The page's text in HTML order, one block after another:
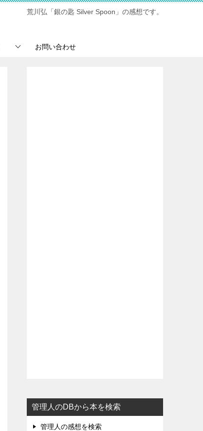
荒川弘「銀の匙 Silver Spoon」の感想です。
お問い合わせ
管理人のDBから本を検索
管理人の感想を検索